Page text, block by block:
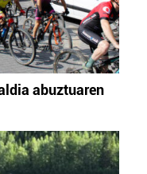
abuztuaren